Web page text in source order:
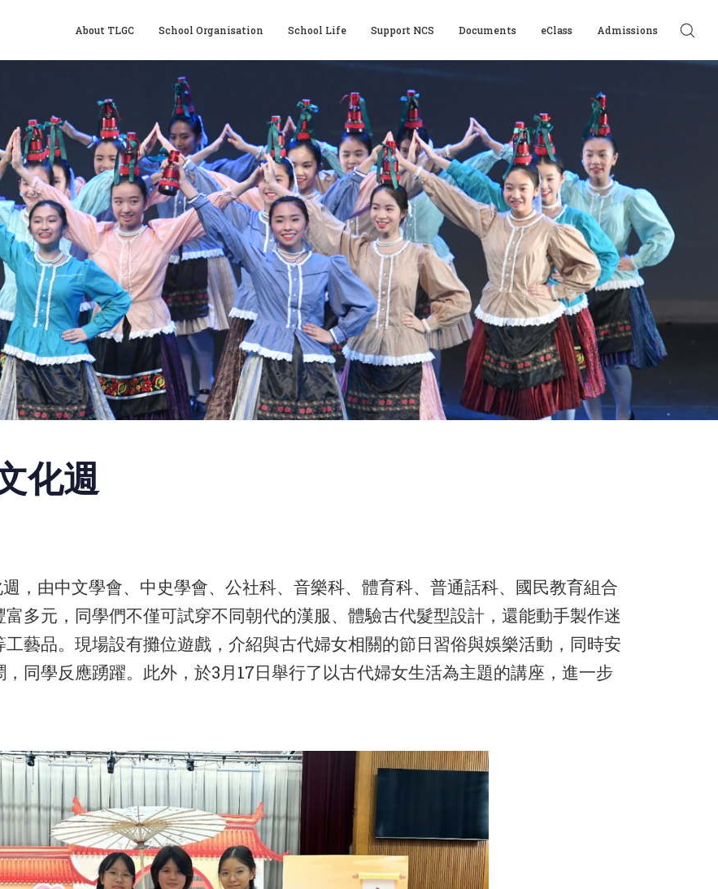
About TLGC School Organisation School Life Support NCS Documents eClass Admissions
化週
，由中文學會、中史學會、公社科、音樂科、體育科、普通話科、國民教育組合
多元，同學們不僅可試穿不同朝代的漢服、體驗古代髮型設計，還能動手製作迷
藝品。現場設有攤位遊戲，介紹與古代婦女相關的節日習俗與娛樂活動，同時安
同學反應踴躍。此外，於3月17日舉行了以古代婦女生活為主題的講座，進一步